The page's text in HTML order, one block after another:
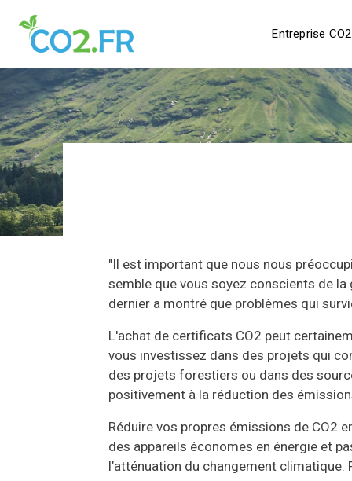
Entreprise CO2
"Il est important que nous nous
semble que vous soyez conscients de
dernier a montré que problèmes qui
L'achat de certificats CO2 peut
vous investissez dans des projets qui
des projets forestiers ou dans des
positivement à la réduction des
Réduire vos propres émissions de CO2
des appareils économes en énergie et
l’atténuation du changement